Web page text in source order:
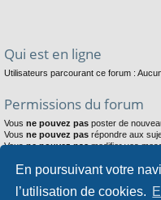
En poursuivant votre
l’utilisation de cookies.
Qui est en ligne
Utilisateurs parcourant ce forum :
Permissions du forum
Vous ne pouvez pas poster de
Vous ne pouvez pas répondre aux
Vousne pouvez pasmodifier vos
Vousne pouvez pasjoindre des
Accueil Index du forum